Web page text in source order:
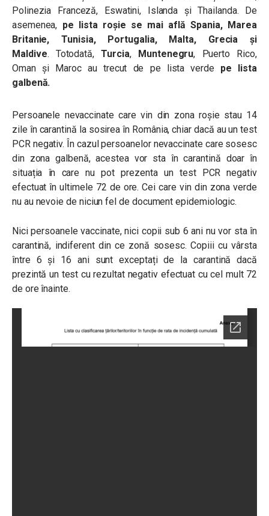
Polinezia Franceză, Eswatini, Islanda și Thailanda. De
asemenea, pe lista roșie se mai află Spania, Marea
Britanie, Tunisia, Portugalia, Malta, Grecia și
Maldive. Totodată,Turcia, Muntenegru, Puerto Rico,
Oman și Maroc au trecut de pe lista verde pe lista
galbenă.
Persoanele nevaccinate care vin din zona roșie stau 14
zile în carantină la sosirea în România, chiar dacă au un test
PCR negativ. În cazul persoanelor nevaccinate care sosesc
din zona galbenă, acestea vor sta în carantină doar în
situația în care nu pot prezenta un test PCR negativ
efectuat în ultimele 72 de ore. Cei care vin din zona verde
nu au nevoie de niciun fel de document epidemiologic.
Nici persoanele vaccinate, nici copii sub 6 ani nu vor sta în
carantină, indiferent din ce zonă sosesc. Copiii cu vârsta
între 6 și 16 ani sunt exceptați de la carantină dacă
prezintă un test cu rezultat negativ efectuat cu cel mult 72
de ore înainte.